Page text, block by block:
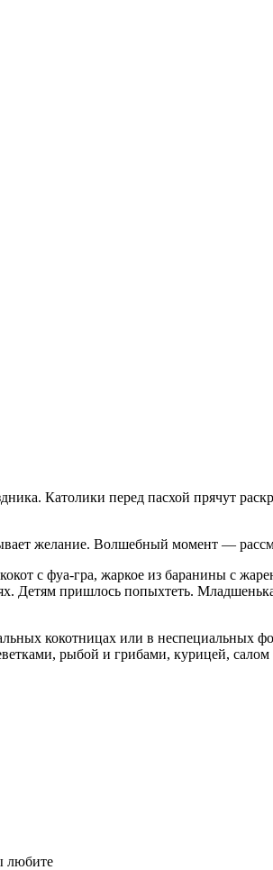
Католики перед пасхой прячут
желание. Волшебный момент —
с фуа-гра, жаркое из баранины с
Детям пришлось попыхтеть.
кокотницах или в неспециальных
рыбой и грибами, курицей, салом
любите